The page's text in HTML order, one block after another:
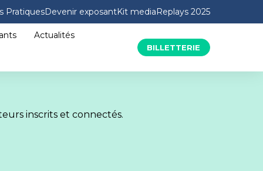
PratiquesDevenir exposantKit mediaReplays 2025
Actualités
BILLETTERIE
inscrits et connectés.